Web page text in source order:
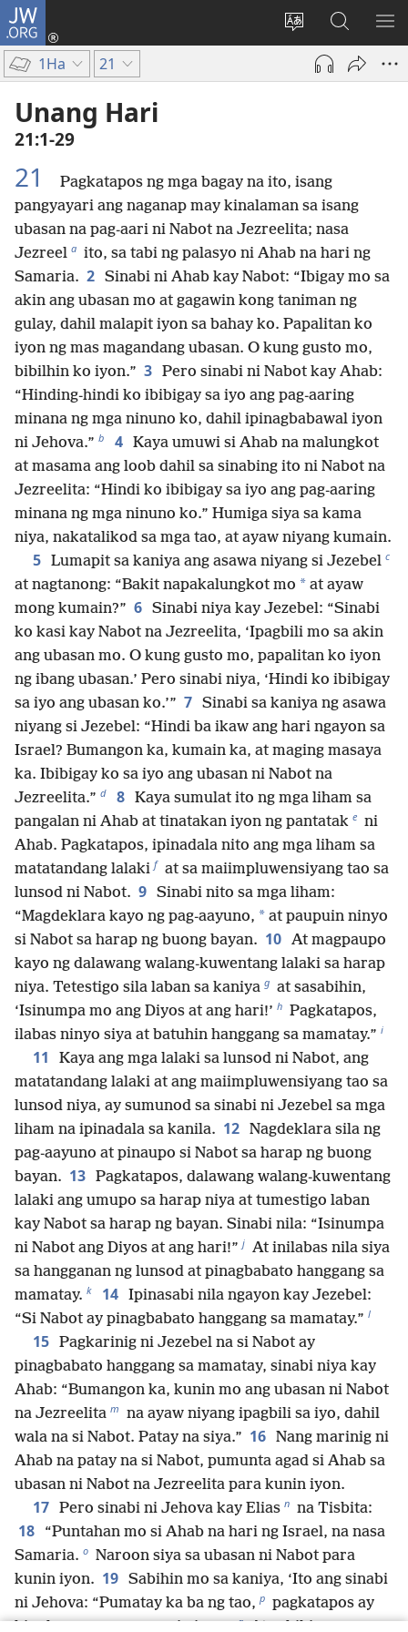
JW.ORG
Baguhin
ang
wika
Mag-
log
sa
JW.ORG
1Ha 21
Unang Hari
21:1-29
21
Pagkatapos ng mga bagay na ito, isang
pangyayari ang naganap may kinalaman sa isang
ubasan na pag-aari ni Nabot na Jezreelita; nasa
Jezreel a ito, sa tabi ng palasyo ni Ahab na hari ng
Samaria. 2 Sinabi ni Ahab kay Nabot: “Ibigay mo sa
akin ang ubasan mo at gagawin kong taniman ng
gulay, dahil malapit iyon sa bahay ko. Papalitan ko
iyon ng mas magandang ubasan. O kung gusto mo,
bibilhin ko iyon.” 3 Pero sinabi ni Nabot kay Ahab:
“Hinding-hindi ko ibibigay sa iyo ang pag-aaring
minana ng mga ninuno ko, dahil ipinagbabawal iyon
ni Jehova.” b 4 Kaya umuwi si Ahab na malungkot
at masama ang loob dahil sa sinabing ito ni Nabot na
Jezreelita: “Hindi ko ibibigay sa iyo ang pag-aaring
minana ng mga ninuno ko.” Humiga siya sa kama
niya, nakatalikod sa mga tao, at ayaw niyang kumain.
5 Lumapit sa kaniya ang asawa niyang si Jezebel c
at nagtanong: “Bakit napakalungkot mo * at ayaw
mong kumain?” 6 Sinabi niya kay Jezebel: “Sinabi
ko kasi kay Nabot na Jezreelita, ‘Ipagbili mo sa akin
ang ubasan mo. O kung gusto mo, papalitan ko iyon
ng ibang ubasan.’ Pero sinabi niya, ‘Hindi ko ibibigay
sa iyo ang ubasan ko.’” 7 Sinabi sa kaniya ng asawa
niyang si Jezebel: “Hindi ba ikaw ang hari ngayon sa
Israel? Bumangon ka, kumain ka, at maging masaya
ka. Ibibigay ko sa iyo ang ubasan ni Nabot na
Jezreelita.” d 8 Kaya sumulat ito ng mga liham sa
pangalan ni Ahab at tinatakan iyon ng pantatak e ni
Ahab. Pagkatapos, ipinadala nito ang mga liham sa
matatandang lalaki f at sa maiimpluwensiyang tao sa
lunsod ni Nabot. 9 Sinabi nito sa mga liham:
“Magdeklara kayo ng pag-aayuno, * at paupuin ninyo
si Nabot sa harap ng buong bayan. 10 At magpaupo
kayo ng dalawang walang-kuwentang lalaki sa harap
niya. Tetestigo sila laban sa kaniya g at sasabihin,
‘Isinumpa mo ang Diyos at ang hari!’ h Pagkatapos,
ilabas ninyo siya at batuhin hanggang sa mamatay.” i
11
Kaya ang mga lalaki sa lunsod ni Nabot, ang
matatandang lalaki at ang maiimpluwensiyang tao sa
lunsod niya, ay sumunod sa sinabi ni Jezebel sa mga
liham na ipinadala sa kanila. 12 Nagdeklara sila ng
pag-aayuno at pinaupo si Nabot sa harap ng buong
bayan. 13 Pagkatapos, dalawang walang-kuwentang
lalaki ang umupo sa harap niya at tumestigo laban
kay Nabot sa harap ng bayan. Sinabi nila: “Isinumpa
ni Nabot ang Diyos at ang hari!” j At inilabas nila siya
sa hangganan ng lunsod at pinagbabato hanggang sa
mamatay. k 14 Ipinasabi nila ngayon kay Jezebel:
“Si Nabot ay pinagbabato hanggang sa mamatay.” l
15 Pagkarinig ni Jezebel na si Nabot ay
pinagbabato hanggang sa mamatay, sinabi niya kay
Ahab: “Bumangon ka, kunin mo ang ubasan ni Nabot
na Jezreelita m na ayaw niyang ipagbili sa iyo, dahil
wala na si Nabot. Patay na siya.” 16 Nang marinig ni
Ahab na patay na si Nabot, pumunta agad si Ahab sa
ubasan ni Nabot na Jezreelita para kunin iyon.
17 Pero sinabi ni Jehova kay Elias n na Tisbita:
18
“Puntahan mo si Ahab na hari ng Israel, na nasa
Samaria. o Naroon siya sa ubasan ni Nabot para
kunin iyon. 19 Sabihin mo sa kaniya, ‘Ito ang sinabi
ni Jehova: “Pumatay ka ba ng tao, p pagkatapos ay
kinuha mo ang pag-aari niya?”’ q At sabihin mo sa